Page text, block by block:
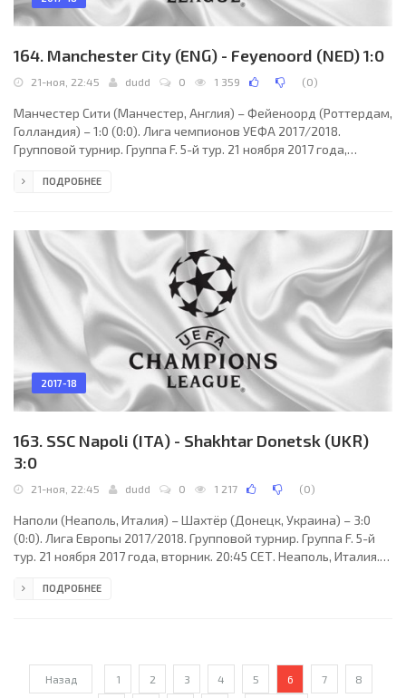
164. Manchester City (ENG) - Feyenoord (NED) 1:0
21-ноя, 22:45 dudd 0 1 359 (0)
Манчестер Сити (Манчестер, Англия) – Фейеноорд (Роттердам,
Голландия) – 1:0 (0:0). Лига чемпионов УЕФА 2017/2018.
Групповой турнир. Группа F. 5-й тур. 21 ноября 2017 года,
Этихад - Сити оф Манчестер. 43548 зрителей (79 % при
Сомолани (Словакия). Резервный арбитр: Роман Слишко
(Словакия). Дополнительные ассистенты арбитра: Петер
ПОДРОБНЕЕ
2017-18
163. SSC Napoli (ITA) - Shakhtar Donetsk (UKR)
3:0
21-ноя, 22:45 dudd 0 1 217 (0)
Наполи (Неаполь, Италия) – Шахтёр (Донецк, Украина) – 3:0
(0:0). Лига Европы 2017/2018. Групповой турнир. Группа F. 5-й
тур. 21 ноября 2017 года, вторник. 20:45 СЕТ. Неаполь, Италия.
вместимости 60240). Главный арбитр: Дамир Скомина (Копер,
Славко Винчич (оба - Словения).
ПОДРОБНЕЕ
Назад 1 2 3 4 5 6 7 8